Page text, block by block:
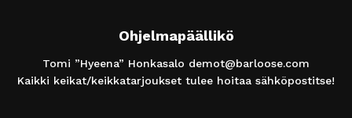
Ohjelmapäällikö
Tomi ”Hyeena” Honkasalo demot@barloose.com
Kaikki keikat/keikkatarjoukset tulee hoitaa sähköpostitse!